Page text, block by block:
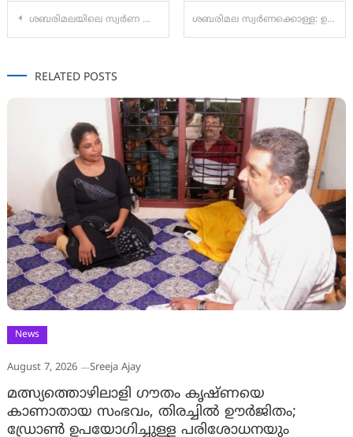
Post
ശബരിമലയിലെ സ്വര്‍ണ മോഷണ കേസ് : തെളിവുകള്‍ പൂര്‍ണമായും ശേഖരിച്ച ശേഷം പ്രതികളുടെ അറസ്റ്റിലേക്ക് കടക്കും ശബരിമല സ്വര്‍ണക്കൊള്ള: ഉണ്ണികൃഷ്ണന്‍ പോറ്റി കസ്റ്റഡിയില്‍;രഹസ്യകേന്ദ്രത്തിൽ പ്രത്യേകസംഘം ചോദ്യം ചെയ്യുന്നു
RELATED POSTS
News
August 7, 2026 Sreeja Ajay
മത്സ്യത്തൊഴിലാളി ഗൗതം കൃഷ്ണയെ
കാണാതായ സംഭവം, തിരച്ചിൽ ഊർജിതം;
ഡ്രോണ്‍ ഉപയോഗിച്ചുള്ള പരിശോധനയും